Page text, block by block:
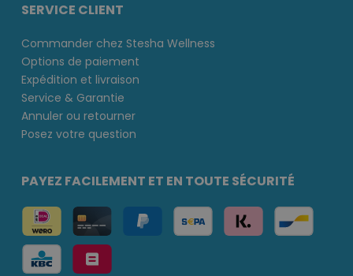
SERVICE CLIENT
Commander chez Stesha Wellness
Options de paiement
Expédition et livraison
Service & Garantie
Annuler ou retourner
Posez votre question
PAYEZ FACILEMENT ET EN TOUTE SÉCURITÉ